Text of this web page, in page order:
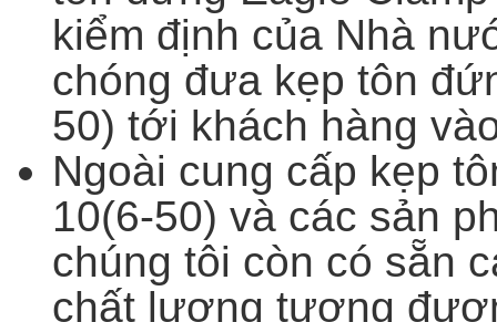
kiểm định của Nhà
chóng đưa kẹp tôn
50) tới khách hàng
Ngoài cung cấp kẹp
10(6-50) và các sản
chúng tôi còn có sẵn
chất lượng tương